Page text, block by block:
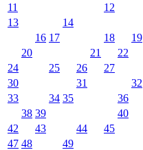
11
12
13
14
16 17 18
19
20
21 22
24
25 26 27
30
31
32
33
34 35 36
38 39 40
42
43 44 45
47 48 49